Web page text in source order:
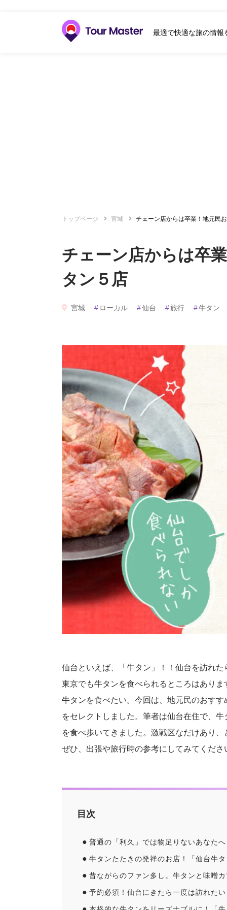
最適で快適な旅の情報
トップページ 宮城 チェーン店からは卒業！地元民
チェーン店からは卒
タン５店
宮城 # ローカル #仙台 #旅行 #牛タン
仙台といえば、「牛タン」！！仙台を訪れ
東京でも牛タンを食べられるところはあり
牛タンを食べたい。今回は、地元民のおす
をセレクトしました。筆者は仙台在住で、
を食べ歩いてきました。激戦区なだけあり
ぜひ、出張や旅行時の参考にしてみてくださ
目次
普通の「利久」では物足りないあなた
牛タンたたきの発祥のお店！「仙台牛
昔ながらのファン多し。牛タンと味噌
予約必須！仙台にきたら一度は訪れた